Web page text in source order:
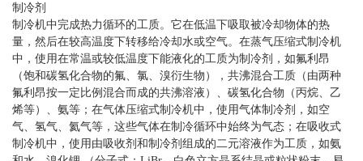
制冷剂
制冷机中完成热力循环的工质。它在低温下吸取被冷却物体的热
量，然后在较高温度下转移给冷却水或空气。在蒸气压缩式制冷机
中，使用在常温或较低温度下能液化的工质为制冷剂，如氟利昂
（饱和碳氢化合物的氟、氯、溴衍生物），共沸混合工质（由两种
氟利昂按一定比例混合而成的共沸溶液）、碳氢化合物（丙烷、乙
烯等）、氨等；在气体压缩式制冷机中，使用气体制冷剂，如空
气、氢气、氦气等，这些气体在制冷循环中始终为气态；在吸收式
制冷机中，使用由吸收剂和制冷剂组成的二元溶液作为工质，如氨